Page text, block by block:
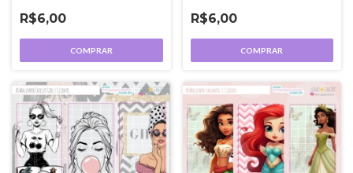
R$6,00
COMPRAR
R$6,00
COMPRAR